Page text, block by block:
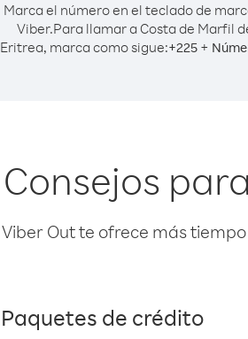
Marca el número en el teclado de
Viber.Para llamar a Costa de Marfil
Eritrea, marca como sigue:+225+
Consejos
Viber Out te ofrece más
Paquetes de crédito